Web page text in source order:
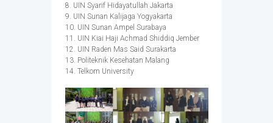
8. UIN Syarif Hidayatullah Jakarta
9. UIN Sunan Kalijaga Yogyakarta
10. UIN Sunan Ampel Surabaya
11. UIN Kiai Haji Achmad Shiddiq Jember
12. UIN Raden Mas Said Surakarta
13. Politeknik Kesehatan Malang
14. Telkom University